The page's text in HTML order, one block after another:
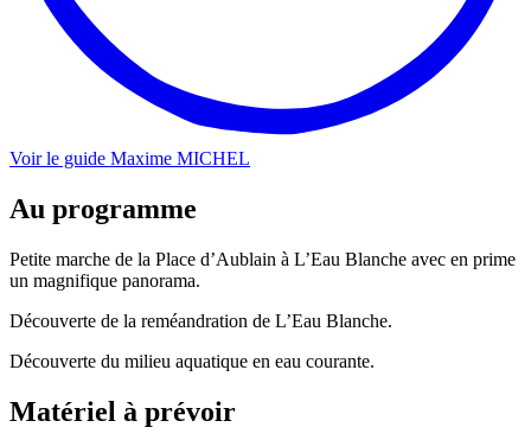
Voir le guide Maxime MICHEL
Au programme
Petite marche de la Place d’Aublain à L’Eau Blanche avec en prime
un magnifique panorama.
Découverte de la reméandration de L’Eau Blanche.
Découverte du milieu aquatique en eau courante.
Matériel à prévoir